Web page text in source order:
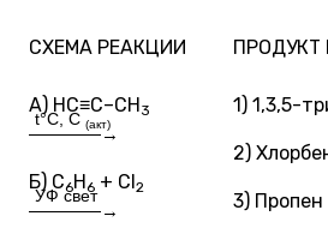
СХЕМА РЕАКЦИИ ПРОДУКТ
А) HC≡C–CH3
————→
t°C, C (акт)
Б) C6H6 + Cl2
————→
УФ свет
1) 1,3,5-
2)
3) Пропен